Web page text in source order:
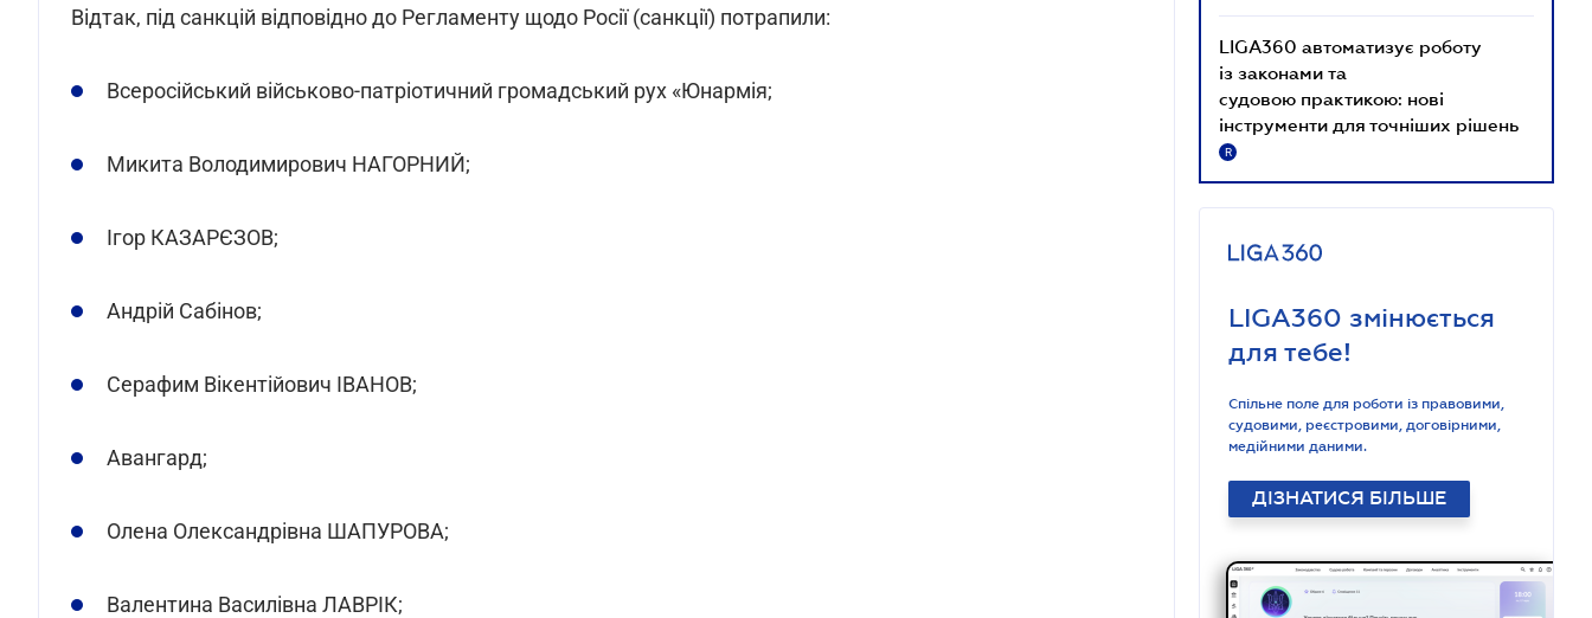
Відтак, під санкцій відповідно до Регламенту щодо Росії (санкції) потрапили:
Всеросійський військово-патріотичний громадський рух «Юнармія;
Микита Володимирович НАГОРНИЙ;
Ігор КАЗАРЄЗОВ;
Андрій Сабінов;
Серафим Вікентійович ІВАНОВ;
Авангард;
Олена Олександрівна ШАПУРОВА;
Валентина Василівна ЛАВРІК;
LIGA360 автоматизує роботу
із законами та
судовою практикою: нові
інструменти для точніших рішень
R
LIGA360 змінюється
для тебе!
Спільне поле для роботи із правовими,
судовими, реєстровими, договірними,
медійними даними.
ДІЗНАТИСЯ БІЛЬШЕ